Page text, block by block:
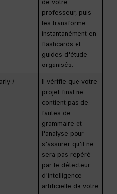
de votre
professeur, puis
les transforme
instantanément en
flashcards et
guides d'étude
organisés.
/
Il vérifie que votre
projet final ne
contient pas de
fautes de
grammaire et
l'analyse pour
s'assurer qu'il ne
sera pas repéré
par le détecteur
d'intelligence
artificielle de votre